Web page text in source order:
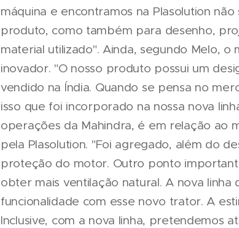
máquina e encontramos na Plasolution
produto, como também para desenho,
material utilizado". Ainda, segundo Melo,
inovador. "O nosso produto possui um
vendido na Índia. Quando se pensa no
isso que foi incorporado na nossa nova
operações da Mahindra, é em relação ao
pela Plasolution. "Foi agregado, além do
proteção do motor. Outro ponto
obter mais ventilação natural. A nova
funcionalidade com esse novo trator. A
Inclusive, com a nova linha, pretendemos